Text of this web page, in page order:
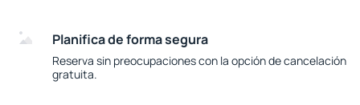
Planifica de forma segura
Reserva sin preocupaciones con la opción de cancelación
gratuita.